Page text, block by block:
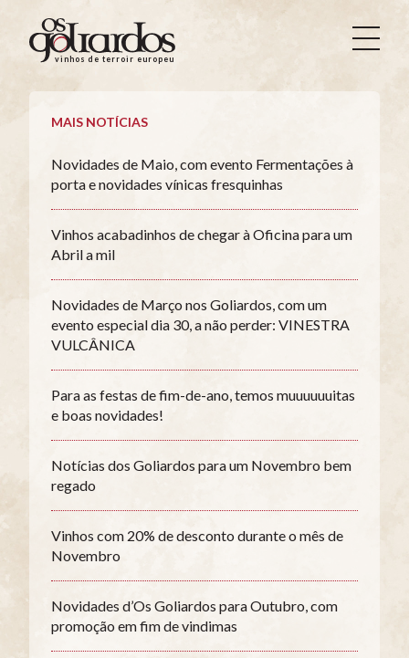
Os
Goliardos
Vinhos
Terroir
vinhos de terroir europeus
MAIS NOTÍCIAS
Novidades de Maio, com evento Fermentações à
porta e novidades vínicas fresquinhas
Vinhos acabadinhos de chegar à Oficina para um
Abril a mil
Novidades de Março nos Goliardos, com um
evento especial dia 30, a não perder: VINESTRA
VULCÂNICA
Para as festas de fim-de-ano, temos muuuuuuitas
e boas novidades!
Notícias dos Goliardos para um Novembro bem
regado
Vinhos com 20% de desconto durante o mês de
Novembro
Novidades d’Os Goliardos para Outubro, com
promoção em fim de vindimas